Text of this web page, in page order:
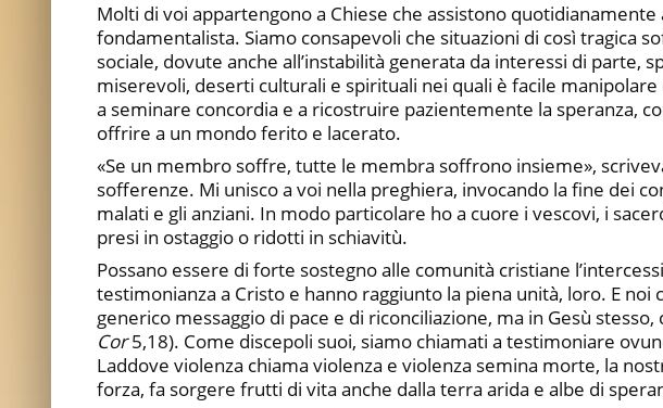
Molti di voi appartengono a Chiese che assistono
fondamentalista. Siamo consapevoli che situazioni di così tragica
sociale, dovute anche all’instabilità generata da interessi di
miserevoli, deserti culturali e spirituali nei quali è facile
a seminare concordia e a ricostruire pazientemente la speranza,
offrire a un mondo ferito e lacerato.
«Se un membro soffre, tutte le membra soffrono insieme»,
sofferenze. Mi unisco a voi nella preghiera, invocando la fine dei
malati e gli anziani. In modo particolare ho a cuore i vescovi, i
presi in ostaggio o ridotti in schiavitù.
Possano essere di forte sostegno alle comunità cristiane
testimonianza a Cristo e hanno raggiunto la piena unità, loro. E
generico messaggio di pace e di riconciliazione, ma in Gesù
Cor5,18). Come discepoli suoi, siamo chiamati a testimoniare
Laddove violenza chiama violenza e violenza semina morte, la
forza, fa sorgere frutti di vita anche dalla terra arida e albe di